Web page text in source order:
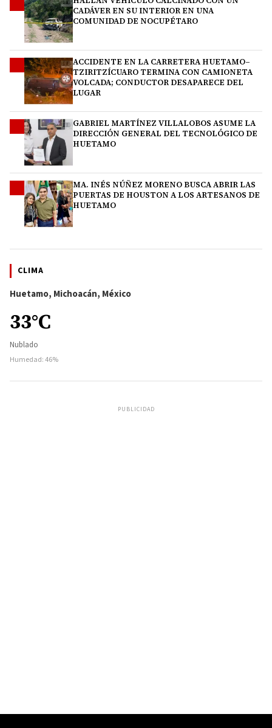
CADÁVER EN SU INTERIOR EN UNA
COMUNIDAD DE NOCUPÉTARO
ACCIDENTE EN LA CARRETERA HUETAMO–
TZIRITZÍCUARO TERMINA CON CAMIONETA
VOLCADA; CONDUCTOR DESAPARECE DEL
LUGAR
GABRIEL MARTÍNEZ VILLALOBOS ASUME LA
DIRECCIÓN GENERAL DEL TECNOLÓGICO DE
HUETAMO
MA. INÉS NÚÑEZ MORENO BUSCA ABRIR LAS
PUERTAS DE HOUSTON A LOS ARTESANOS DE
HUETAMO
CLIMA
Huetamo, Michoacán, México
33°C
Nublado
Humedad: 46%
PUBLICIDAD